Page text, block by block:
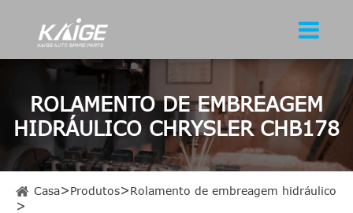
ROLAMENTO DE EMBREAGEM
HIDRÁULICO CHRYSLER CHB178
Casa Produtos Rolamento de embreagem hidráulico